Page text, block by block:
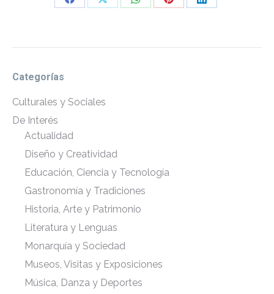
Share
Share
Share
Share
Share
Categorías
Culturales y Sociales
De Interés
Actualidad
Diseño y Creatividad
Educación, Ciencia y Tecnología
Gastronomía y Tradiciones
Historia, Arte y Patrimonio
Literatura y Lenguas
Monarquía y Sociedad
Museos, Visitas y Exposiciones
Música, Danza y Deportes